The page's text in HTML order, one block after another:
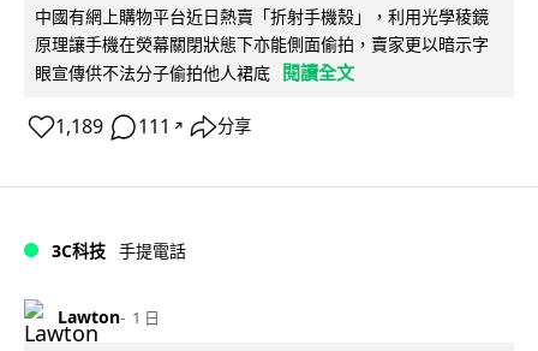
中國有網上購物平台近日熱賣「折射手機殼」，利用光學稜鏡
原理讓手機在熒幕關閉狀態下亦能側面偷拍，賣家更以暗示字
眼宣傳供不法分子偷拍他人裙底
閱讀全文
1,189 111 ↗ 分享
3C科技 手提電話
Lawton 1 日